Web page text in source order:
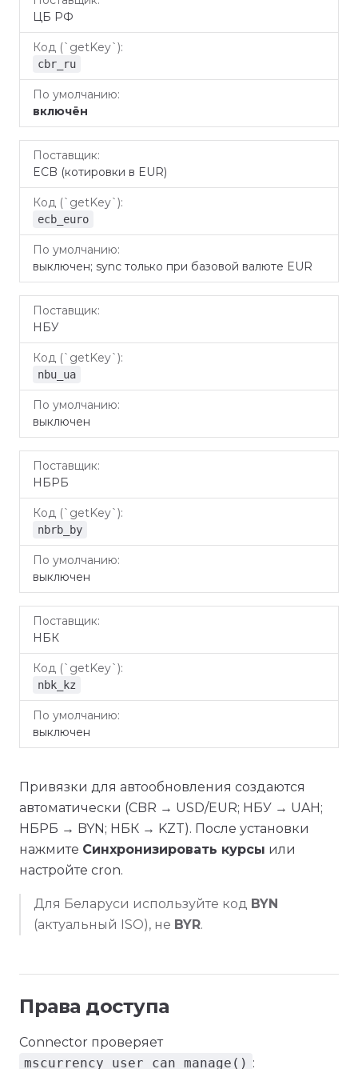
Поставщик
ЦБ РФ
cbr_ru
включён
ECB (котировки в EUR)
ecb_euro
выключен; sync только при базовой валюте EUR
НБУ
nbu_ua
выключен
НБРБ
nbrb_by
выключен
НБК
nbk_kz
выключен
Привязки для автообновления создаются
автоматически (CBR → USD/EUR; НБУ → UAH;
НБРБ → BYN; НБК → KZT). После установки
нажмите Синхронизировать курсы или
настройте cron.
Для Беларуси используйте код BYN
(актуальный ISO), не BYR.
Права доступа
Connector проверяет
mscurrency_user_can_manage() :